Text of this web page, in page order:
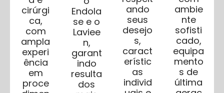
cirúrgi
ca,
com
ampla
experi
ência
em
proce
Endola
se e o
Laviee
n,
garant
indo
resulta
dos
ando
seus
desejo
s,
caract
erístic
as
individ
ambie
nte
sofisti
cado,
equipa
mento
s de
última